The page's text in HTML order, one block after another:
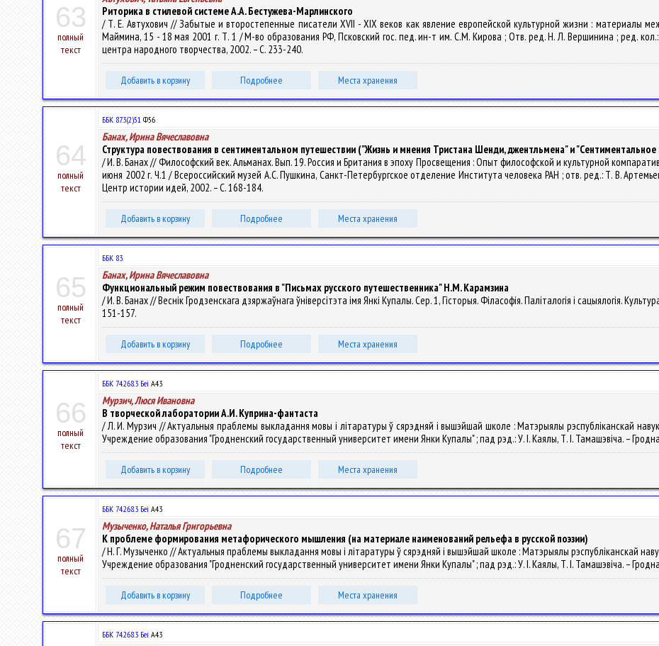
63
полный
текст
Риторика в стилевой системе А.А. Бестужева-Марлинского
/ Т. Е. Автухович // Забытые и второстепенные писатели XVII - XIX веков как явление европейской культурной жизни : материалы
Маймина, 15 - 18 мая 2001 г. Т. 1 / М-во образования РФ, Псковский гос. пед. ин-т им. С.М. Кирова ; Отв. ред. Н. Л. Вершинина ; ред.
центра народного творчества, 2002. – С. 233-240.
Добавить в корзину Подробнее Места хранения
64
полный
текст
ББК 87.3(2)51 Ф56
Банах, Ирина Вячеславовна
Структура повествования в сентиментальном путешествии ("Жизнь и мнения Тристана Шенди, джентльмена" и
/ И. В. Банах // Философский век. Альманах. Вып. 19. Россия и Британия в эпоху Просвещения : Опыт философской и культурной
июня 2002 г. Ч.1 / Всероссийский музей А.С. Пушкина, Санкт-Петербургское отделение Института человека РАН ; отв. ред.: Т. В.
Центр истории идей, 2002. – С. 168-184.
Добавить в корзину Подробнее Места хранения
65
полный
текст
ББК 83.
Банах, Ирина Вячеславовна
Функциональный режим повествования в "Письмах русского путешественника" Н.М. Карамзина
/ И. В. Банах // Веснік Гродзенскага дзяржаўнага ўніверсітэта імя Янкі Купалы. Сер. 1, Гісторыя. Філасофія. Паліталогія і сацыялогія.
151-157.
Добавить в корзину Подробнее Места хранения
66
полный
текст
ББК 74.268.3 Беі А43
Мурзич, Люся Ивановна
В творческой лаборатории А.И. Куприна-фантаста
/ Л. И. Мурзич // Актуальныя праблемы выкладання мовы і літаратуры ў сярэдняй і вышэйшай школе : Матэрыялы рэспубліканскай
Учреждение образования "Гродненский государственный университет имени Янки Купалы" ; пад рэд.: У. І. Каялы, Т. І. Тамашэвіча. –
Добавить в корзину Подробнее Места хранения
67
полный
текст
ББК 74.268.3 Беі А43
Музыченко, Наталья Григорьевна
К проблеме формирования метафорического мышления (на материале наименований рельефа в русской поэзии)
/ Н. Г. Музыченко // Актуальныя праблемы выкладання мовы і літаратуры ў сярэдняй і вышэйшай школе : Матэрыялы рэспубліканскай
Учреждение образования "Гродненский государственный университет имени Янки Купалы" ; пад рэд.: У. І. Каялы, Т. І. Тамашэвіча. –
Добавить в корзину Подробнее Места хранения
ББК 74.268.3 Беі А43